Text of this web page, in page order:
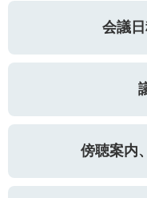
会議
傍聴案内